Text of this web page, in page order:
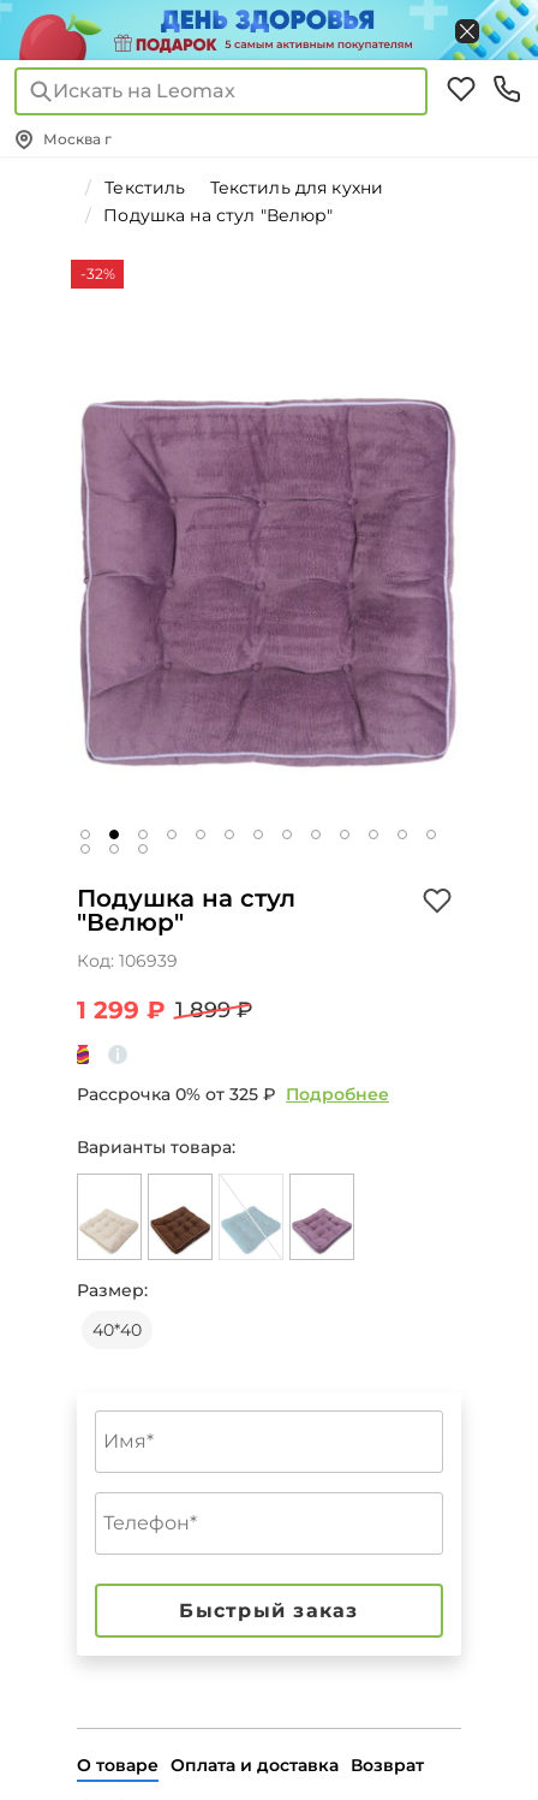
Искать на Leomax
Москва г
Текстиль
Текстиль для кухни
Подушка на стул "Велюр"
-32%
Подушка на стул
"Велюр"
Код: 106939
1 299 ₽ 1 899 ₽
Рассрочка 0% от 325 ₽ Подробнее
Варианты товара:
Размер:
40*40
Быстрый заказ
О товаре Оплата и доставка Возврат